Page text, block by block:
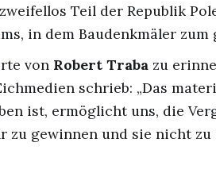
Teil der Republik
in dem Baudenkmäler zum
von Robert Traba zu
schrieb: „Das
ist, ermöglicht uns, die
zu gewinnen und sie nicht